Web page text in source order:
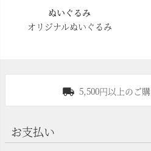
ぬいぐるみ
オリジナルぬいぐるみ
5,500円以上のご
お支払い